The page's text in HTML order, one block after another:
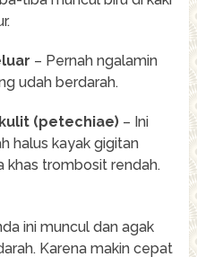
– Pernah ngalamin
udah berdarah.
(petechiae)– Ini
halus kayak gigitan
khas trombosit rendah.
ini muncul dan agak
Karena makin cepat